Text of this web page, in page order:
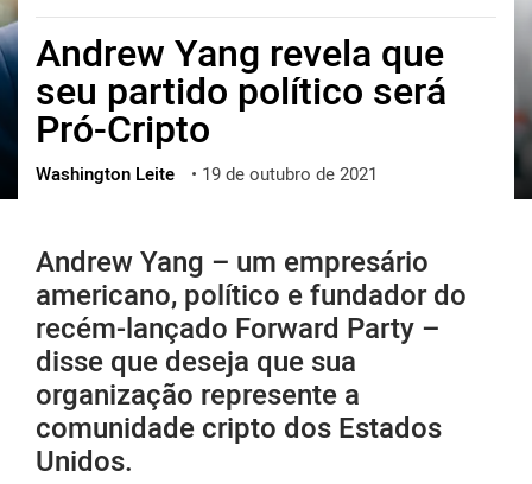
한국어
العربية
ไทย
ქართული
vietnamese
Andrew Yang revela que
seu partido político será
Pró-Cripto
Washington Leite • 19 de outubro de 2021
Andrew Yang – um empresário
americano, político e fundador do
recém-lançado Forward Party –
disse que deseja que sua
organização represente a
comunidade cripto dos Estados
Unidos.